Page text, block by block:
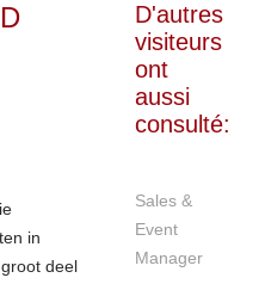
in
deel
D'autres
visiteurs
ont
aussi
consulté:
Sales &
Event
Manager